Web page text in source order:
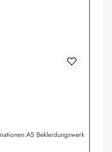
Bekleidungswerk